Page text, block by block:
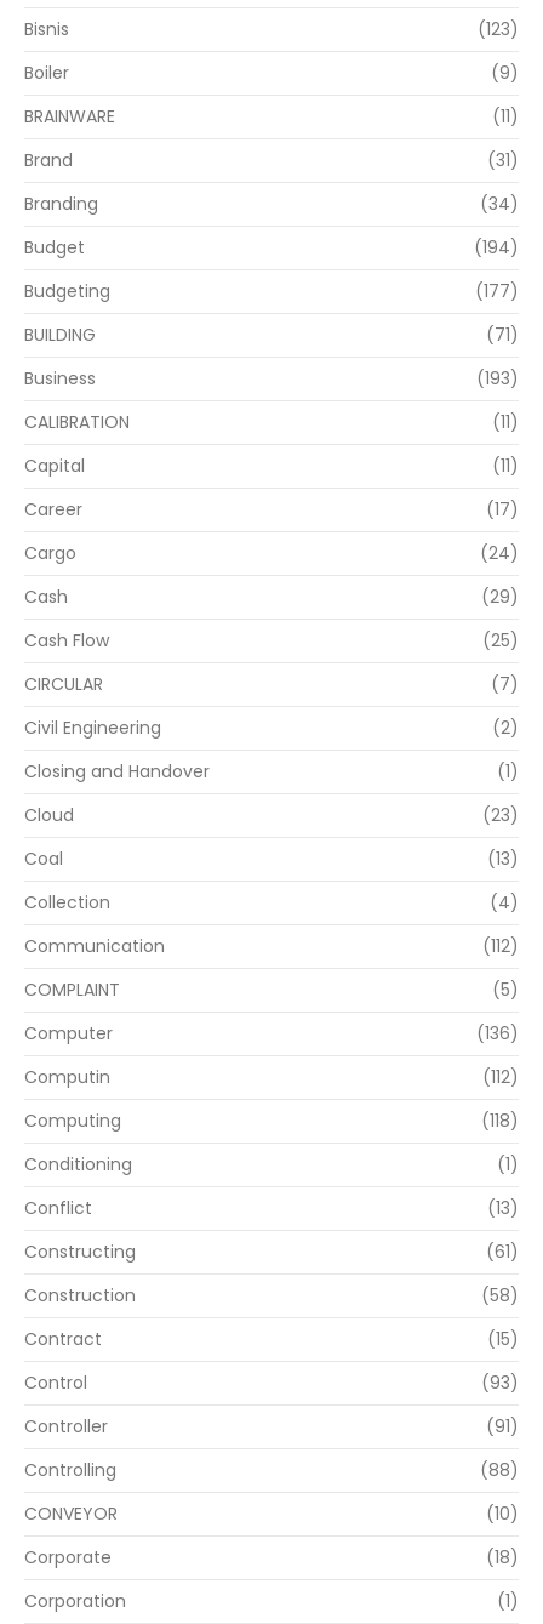
Bisnis
(123)
Boiler
(9)
BRAINWARE
(11)
Brand
(31)
Branding
(34)
Budget
(194)
Budgeting
(177)
BUILDING
(71)
Business
(193)
CALIBRATION
(11)
Capital
(11)
Career
(17)
Cargo
(24)
Cash
(29)
Cash Flow
(25)
CIRCULAR
(7)
Civil Engineering
(2)
Closing and Handover
(1)
Cloud
(23)
Coal
(13)
Collection
(4)
Communication
(112)
COMPLAINT
(5)
Computer
(136)
Computin
(112)
Computing
(118)
Conditioning
(1)
Conflict
(13)
Constructing
(61)
Construction
(58)
Contract
(15)
Control
(93)
Controller
(91)
Controlling
(88)
CONVEYOR
(10)
Corporate
(18)
Corporation
(1)